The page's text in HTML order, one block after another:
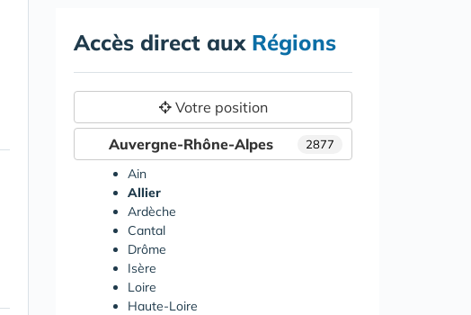
Accès direct aux Régions
Votre position
2877
Auvergne-Rhône-Alpes
Ain
Allier
Ardèche
Cantal
Drôme
Isère
Loire
Haute-Loire